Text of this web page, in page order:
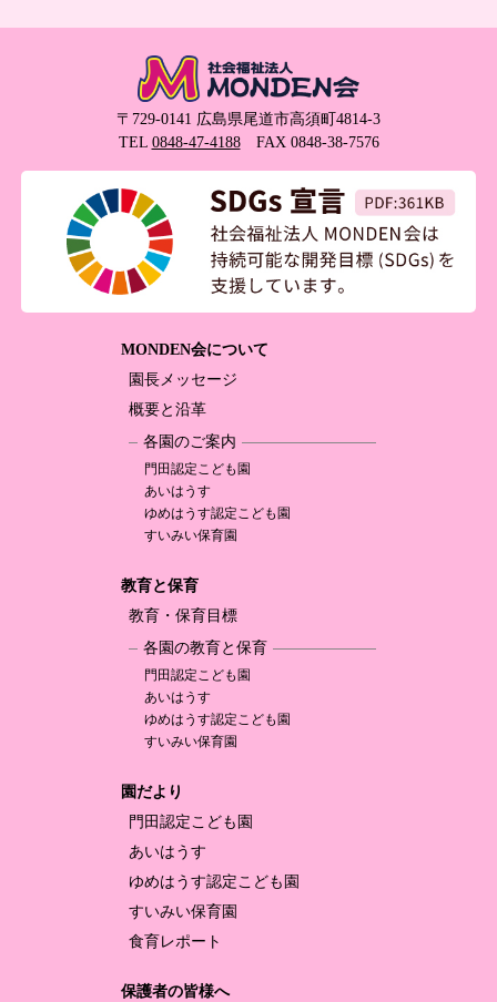
〒729-0141 広島県尾道市高須町4814-3
TEL 0848-47-4188FAX 0848-38-7576
MONDEN会について
園長メッセージ
概要と沿革
各園のご案内
門田認定こども園
あいはうす
ゆめはうす認定こども園
すいみい保育園
教育と保育
教育・保育目標
各園の教育と保育
門田認定こども園
あいはうす
ゆめはうす認定こども園
すいみい保育園
園だより
門田認定こども園
あいはうす
ゆめはうす認定こども園
すいみい保育園
食育レポート
保護者の皆様へ